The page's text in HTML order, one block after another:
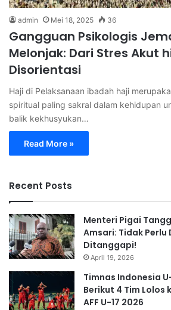
admin Mei 18, 2025 36
Gangguan Psikologis
Melonjak: Dari Stres Akut
Disorientasi
Haji di Pelaksanaan ibadah haji
spiritual paling sakral dalam kehidupan
balik kekhusyukan…
Read More »
Recent Posts
Menteri Pigai
Amsari: Tidak
Ditanggapi!
April 19, 2026
Timnas Indonesia
Berikut 4 Tim Lolos
AFF U-17 2026